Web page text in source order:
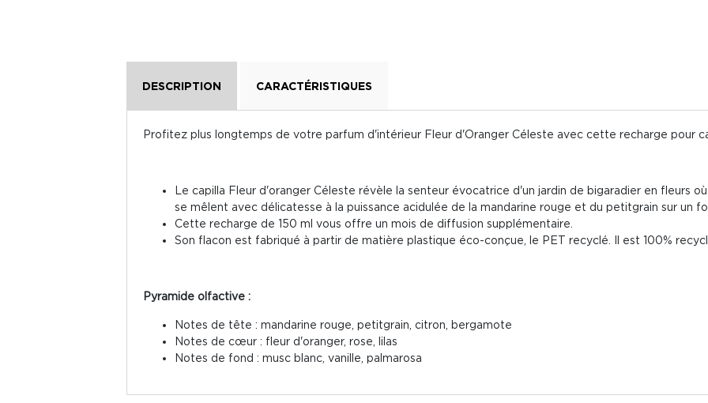
DESCRIPTION CARACTÉRISTIQUES
Profitez plus longtemps de votre parfum d'intérieur Fleur d'Oranger Céleste avec cette recharge pour
Le capilla Fleur d'oranger Céleste révèle la senteur évocatrice d'un jardin de bigaradier en fleurs
se mêlent avec délicatesse à la puissance acidulée de la mandarine rouge et du petitgrain sur un
Cette recharge de 150 ml vous offre un mois de diffusion supplémentaire.
Son flacon est fabriqué à partir de matière plastique éco-conçue, le PET recyclé. Il est 100%
Pyramide olfactive :
Notes de tête : mandarine rouge, petitgrain, citron, bergamote
Notes de cœur : fleur d'oranger, rose, lilas
Notes de fond : musc blanc, vanille, palmarosa